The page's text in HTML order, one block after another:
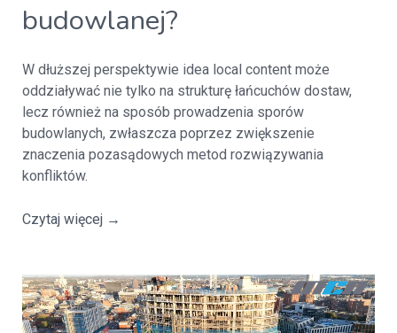
budowlanej?
W dłuższej perspektywie idea local content może
oddziaływać nie tylko na strukturę łańcuchów dostaw,
lecz również na sposób prowadzenia sporów
budowlanych, zwłaszcza poprzez zwiększenie
znaczenia pozasądowych metod rozwiązywania
konfliktów.
Czytaj więcej →